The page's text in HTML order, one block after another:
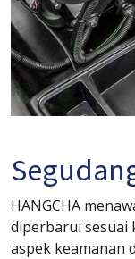
HANGCHA
diperbarui sesuai
aspek keamanan